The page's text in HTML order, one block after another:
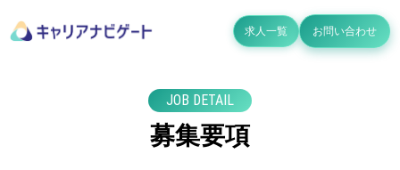
求人一覧 お問い合わせ
JOB DETAIL
募集要項